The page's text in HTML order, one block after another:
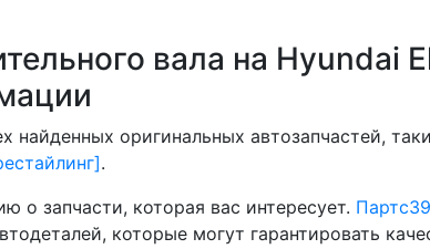
вала на Hyundai
оригинальных автозапчастей,
.
о запчасти, которая вас интересует.
которые могут гарантировать